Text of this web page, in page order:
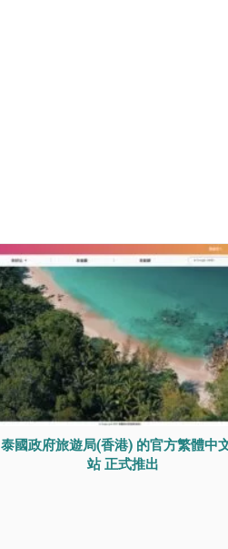
泰國政府旅遊局(香港) 的官方繁體中
站 正式推出